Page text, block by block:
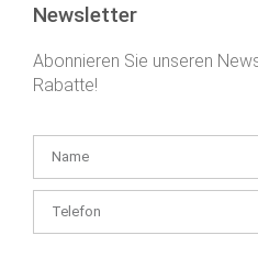
Newsletter
Abonnieren Sie unseren
Rabatte!